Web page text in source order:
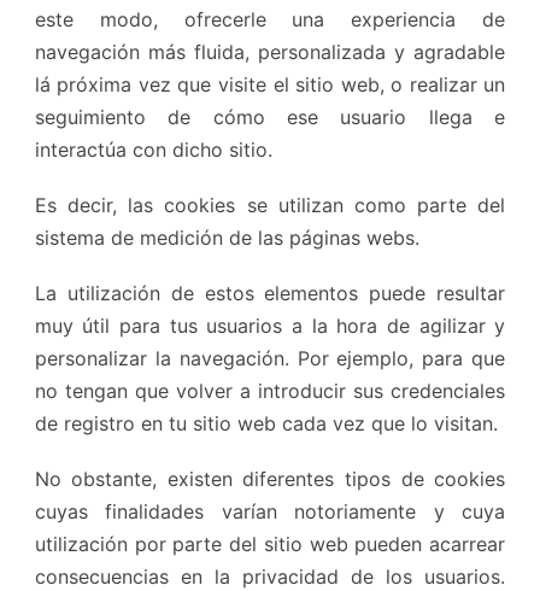
este modo, ofrecerle una experiencia de
navegación más fluida, personalizada y agradable
lá próxima vez que visite el sitio web, o realizar un
seguimiento de cómo ese usuario llega e
interactúa con dicho sitio.
Es decir, las cookies se utilizan como parte del
sistema de medición de las páginas webs.
La utilización de estos elementos puede resultar
muy útil para tus usuarios a la hora de agilizar y
personalizar la navegación. Por ejemplo, para que
no tengan que volver a introducir sus credenciales
de registro en tu sitio web cada vez que lo visitan.
No obstante, existen diferentes tipos de cookies
cuyas finalidades varían notoriamente y cuya
utilización por parte del sitio web pueden acarrear
consecuencias en la privacidad de los usuarios.